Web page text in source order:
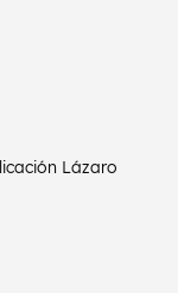
Lázaro